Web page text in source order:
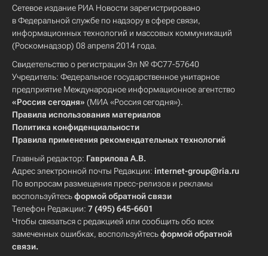
Сетевое издание РИА Новости зарегистрировано
в Федеральной службе по надзору в сфере связи,
информационных технологий и массовых коммуникаций
(Роскомнадзор) 08 апреля 2014 года.
Свидетельство о регистрации Эл № ФС77-57640
Учредитель: Федеральное государственное унитарное
предприятие Международное информационное агентство
«Россия сегодня» (МИА «Россия сегодня»).
Правила использования материалов
Политика конфиденциальности
Правила применения рекомендательных технологий
Главный редактор: Гаврилова А.В.
Адрес электронной почты Редакции: internet-group@ria.ru
По вопросам размещения пресс-релизов и рекламы
воспользуйтесьформой обратной связи
Телефон Редакции: 7 (495) 645-6601
Чтобы связаться с редакцией или сообщить обо всех
замеченных ошибках, воспользуйтесьформой обратной
связи.